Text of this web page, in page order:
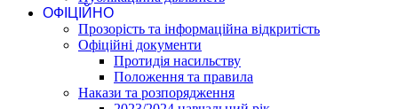
ОФІЦІЙНО
Прозорість та інформаційна відкритість
Офіційні документи
Протидія насильству
Положення та правила
Накази та розпорядження